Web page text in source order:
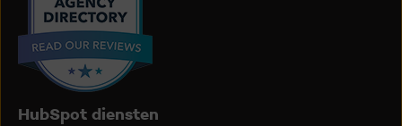
HubSpot diensten